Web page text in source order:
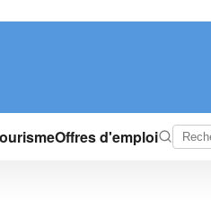
Offres d'emploi